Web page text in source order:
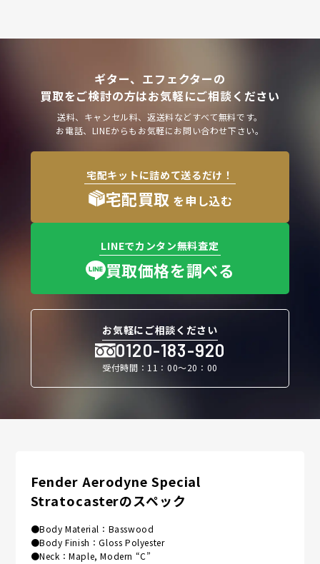
ギター、エフェクターの
買取をご検討の方はお気軽にご相談ください
送料、キャンセル料、返送料などすべて無料です。
お電話、LINEからもお気軽にお問い合わせ下さい。
宅配キットに詰めて送るだけ！
宅配買取 を申し込む
LINEでカンタン無料査定
買取価格を調べる
お気軽にご相談ください
0120-183-920
受付時間：11：00〜20：00
Fender Aerodyne Special
Stratocasterのスペック
●Body Material：Basswood
●Body Finish：Gloss Polyester
●Neck：Maple, Modern “C”